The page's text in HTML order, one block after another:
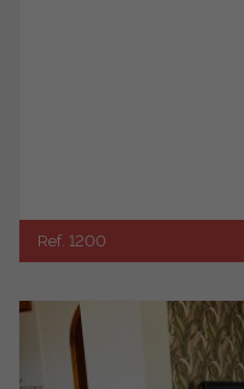
Ref. 1200